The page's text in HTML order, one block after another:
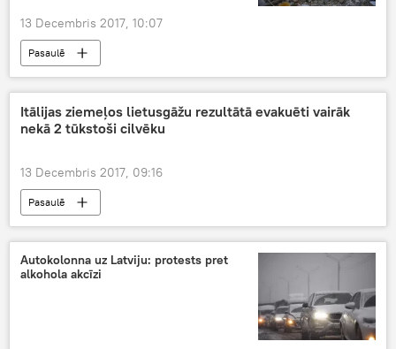
13 Decembris 2017, 10:07
Pasaulē
Itālijas ziemeļos lietusgāžu rezultātā evakuēti vairāk
nekā 2 tūkstoši cilvēku
13 Decembris 2017, 09:16
Pasaulē
Autokolonna uz Latviju: protests pret
alkohola akcīzi